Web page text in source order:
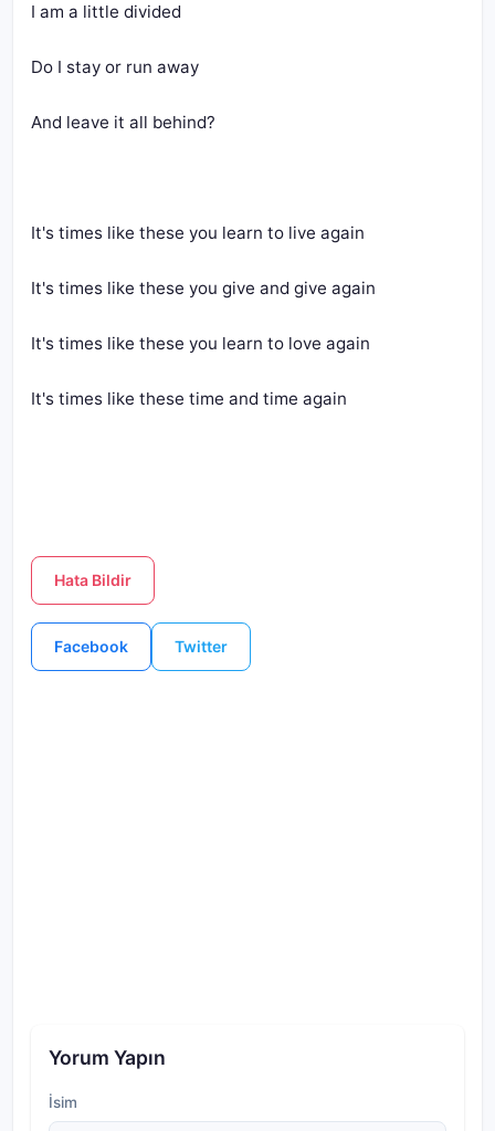
I am a little divided
Do I stay or run away
And leave it all behind?
It's times like these you learn to live again
It's times like these you give and give again
It's times like these you learn to love again
It's times like these time and time again
Hata Bildir
Facebook Twitter
Yorum Yapın
İsim